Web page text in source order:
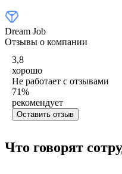
Dream Job
Отзывы о компании
3,8
хорошо
Не работает с отзывами
71%
рекомендует
Оставить отзыв
Что говорят